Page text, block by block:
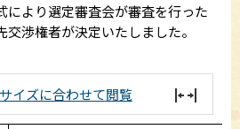
により選定審査会が審査を行った
渉権者が決定いたしました。
イズに合わせて閲覧